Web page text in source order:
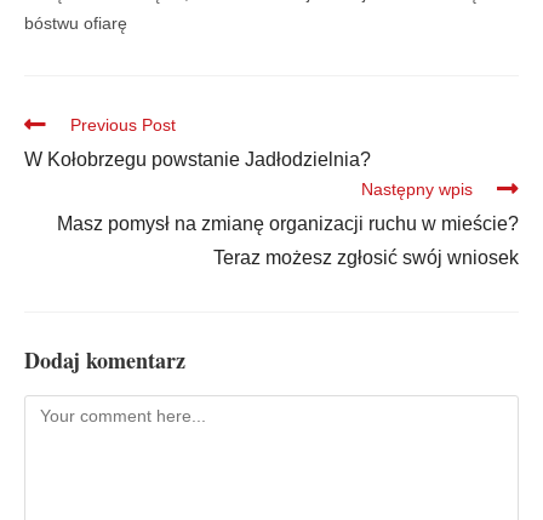
bóstwu ofiarę
Previous Post
W Kołobrzegu powstanie Jadłodzielnia?
Następny wpis
Masz pomysł na zmianę organizacji ruchu w mieście?
Teraz możesz zgłosić swój wniosek
Dodaj komentarz